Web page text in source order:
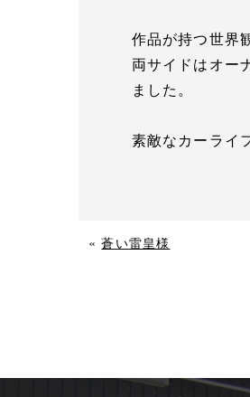
作品が持つ世界
両サイドはオー
ました。
素敵なカーライ
«蒼い雷皇様